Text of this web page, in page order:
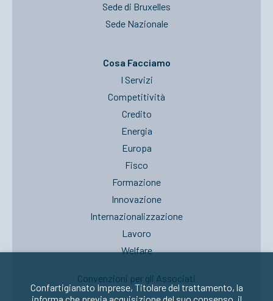
Sede di Bruxelles
Sede Nazionale
Cosa Facciamo
I Servizi
Competitività
Credito
Energia
Europa
Fisco
Formazione
Innovazione
Internazionalizzazione
Lavoro
Welfare
Convenzioni per gli Associati
Confartigianato Imprese, Titolare del trattamento, la